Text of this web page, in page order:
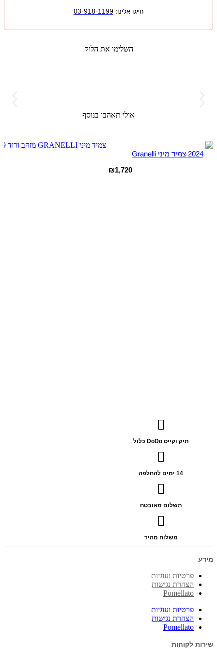
חייגו אלינו:03-918-1199
השלימו את הלוק
אולי תאהבו בנוסף
2024 צמיד מיני Granelli
₪1,720
תיק וקייס DoDo כלול
14 ימים להחלפה
תשלום מאובטח
משלוח מהיר
מידע
פרטיות ועוגיות
הצהרת נגישות
Pomellato
פרטיות ועוגיות
הצהרת נגישות
Pomellato
שירות לקוחות